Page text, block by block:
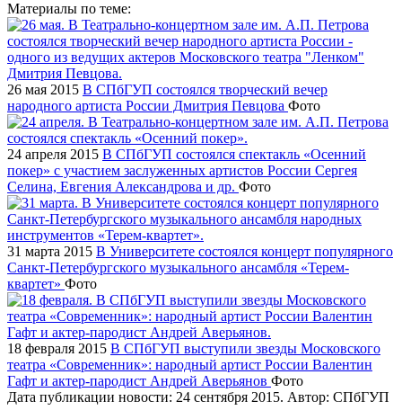
Материалы по теме:
26 мая 2015 В СПбГУП состоялся творческий вечер
народного артиста России Дмитрия Певцова Фото
24 апреля 2015 В СПбГУП состоялся спектакль «Осенний
покер» с участием заслуженных артистов России Сергея
Селина, Евгения Александрова и др. Фото
31 марта 2015 В Университете состоялся концерт популярного
Санкт-Петербургского музыкального ансамбля «Терем-
квартет» Фото
18 февраля 2015 В СПбГУП выступили звезды Московского
театра «Современник»: народный артист России Валентин
Гафт и актер-пародист Андрей Аверьянов Фото
Дата публикации новости: 24 сентября 2015. Автор: СПбГУП